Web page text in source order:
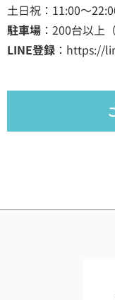
土日祝：11:00～
駐車場 ：200台以上
LINE登録 ： https://